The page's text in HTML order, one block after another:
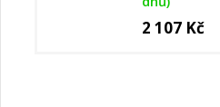
2 107 Kč